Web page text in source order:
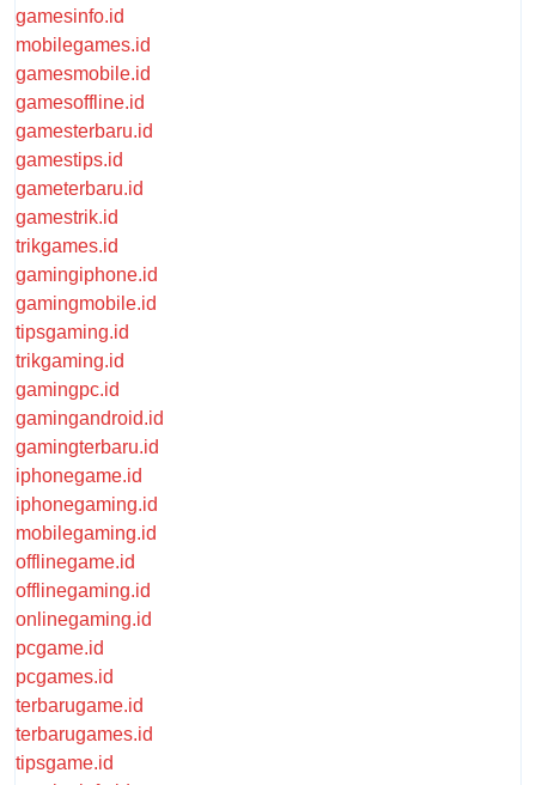
gamesinfo.id
mobilegames.id
gamesmobile.id
gamesoffline.id
gamesterbaru.id
gamestips.id
gameterbaru.id
gamestrik.id
trikgames.id
gamingiphone.id
gamingmobile.id
tipsgaming.id
trikgaming.id
gamingpc.id
gamingandroid.id
gamingterbaru.id
iphonegame.id
iphonegaming.id
mobilegaming.id
offlinegame.id
offlinegaming.id
onlinegaming.id
pcgame.id
pcgames.id
terbarugame.id
terbarugames.id
tipsgame.id